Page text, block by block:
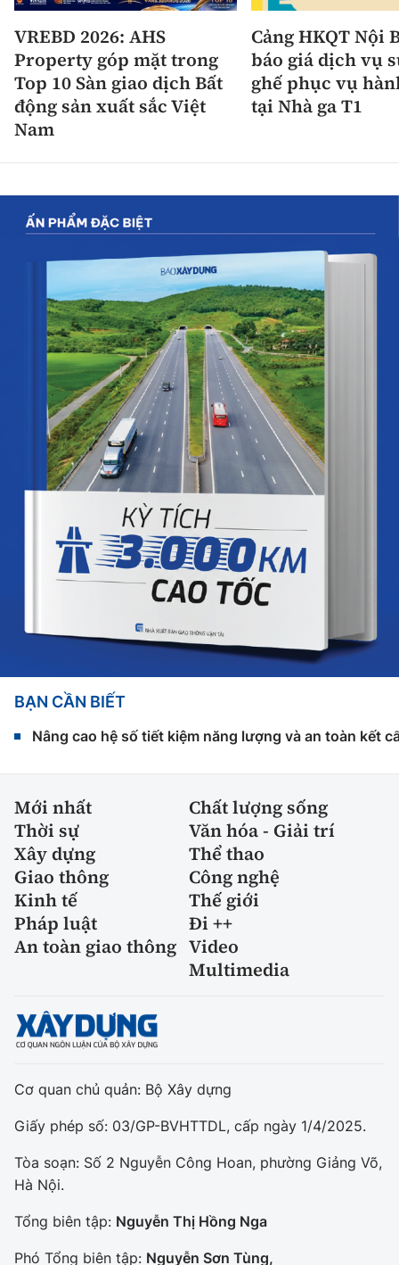
VREBD 2026: AHS
Property góp mặt trong
Top 10 Sàn giao dịch Bất
động sản xuất sắc Việt
Nam
Cảng HKQT Nội
báo giá dịch vụ
ghế phục vụ
tại Nhà ga T1
BẠN CẦN BIẾT
Nâng cao hệ số tiết kiệm năng lượng và an toàn kết
Mới nhất
Chất lượng sống
Thời sự
Văn hóa - Giải trí
Xây dựng
Thể thao
Giao thông
Công nghệ
Kinh tế
Thế giới
Pháp luật
Đi ++
An toàn giao thông Video
Multimedia
Cơ quan chủ quản: Bộ Xây dựng
Giấy phép số: 03/GP-BVHTTDL, cấp ngày 1/4/2025.
Tòa soạn: Số 2 Nguyễn Công Hoan, phường Giảng Võ,
Hà Nội.
Tổng biên tập: Nguyễn Thị Hồng Nga
Phó Tổng biên tập: Nguyễn Sơn Tùng,